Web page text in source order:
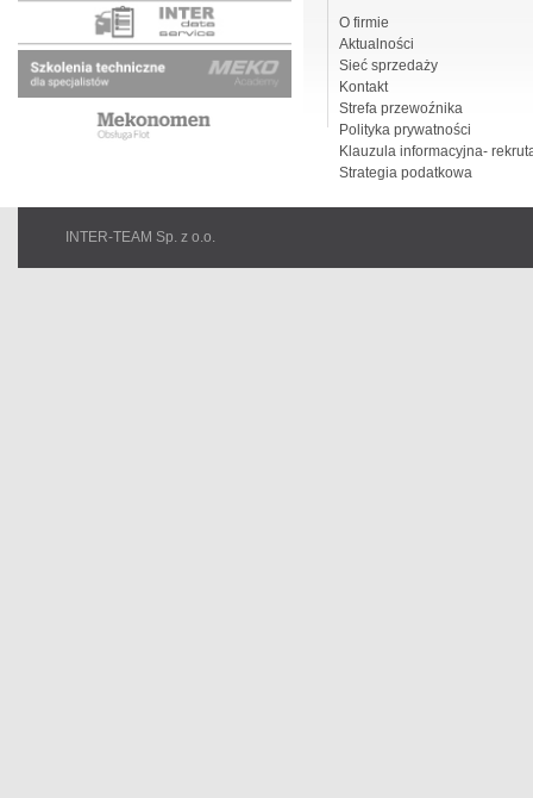
O firmie
Aktualności
Sieć sprzedaży
Kontakt
Strefa przewoźnika
Polityka prywatności
Klauzula informacyjna-
Strategia podatkowa
INTER-TEAM Sp. z o.o.